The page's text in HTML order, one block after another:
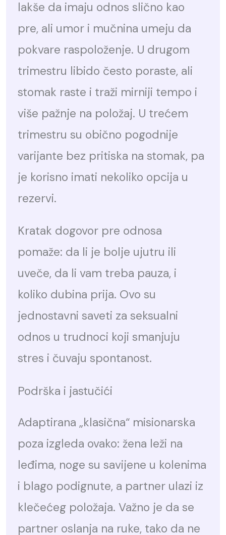
lakše da imaju odnos slično kao
pre, ali umor i mučnina umeju da
pokvare raspoloženje. U drugom
trimestru libido često poraste, ali
stomak raste i traži mirniji tempo i
više pažnje na položaj. U trećem
trimestru su obično pogodnije
varijante bez pritiska na stomak, pa
je korisno imati nekoliko opcija u
rezervi.
Kratak dogovor pre odnosa
pomaže: da li je bolje ujutru ili
uveče, da li vam treba pauza, i
koliko dubina prija. Ovo su
jednostavni saveti za seksualni
odnos u trudnoci koji smanjuju
stres i čuvaju spontanost.
Podrška i jastučići
Adaptirana „klasična“ misionarska
poza izgleda ovako: žena leži na
leđima, noge su savijene u kolenima
i blago podignute, a partner ulazi iz
klečećeg položaja. Važno je da se
partner oslanja na ruke, tako da ne